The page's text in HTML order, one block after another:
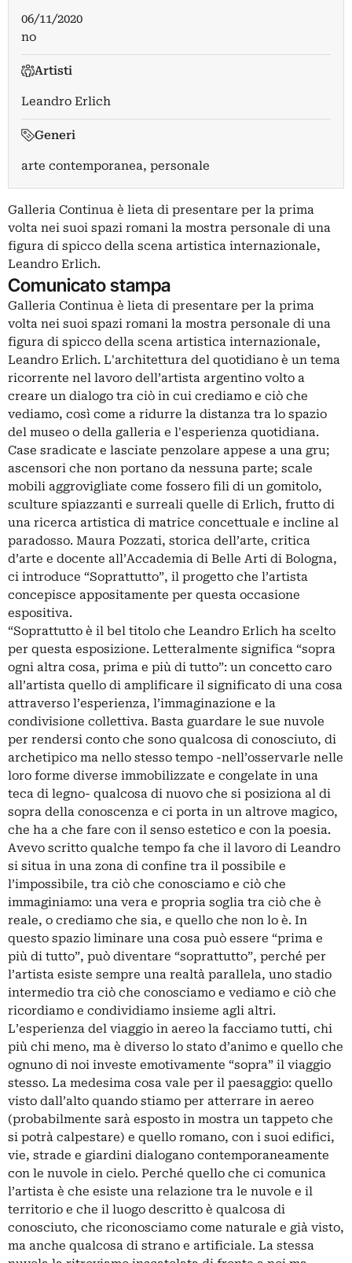
06/11/2020
no
Artisti
Leandro Erlich
Generi
arte contemporanea, personale
Galleria Continua è lieta di presentare per la prima
volta nei suoi spazi romani la mostra personale di una
figura di spicco della scena artistica internazionale,
Leandro Erlich.
Comunicato stampa
Galleria Continua è lieta di presentare per la prima
volta nei suoi spazi romani la mostra personale di una
figura di spicco della scena artistica internazionale,
Leandro Erlich. L'architettura del quotidiano è un tema
ricorrente nel lavoro dell’artista argentino volto a
creare un dialogo tra ciò in cui crediamo e ciò che
vediamo, così come a ridurre la distanza tra lo spazio
del museo o della galleria e l'esperienza quotidiana.
Case sradicate e lasciate penzolare appese a una gru;
ascensori che non portano da nessuna parte; scale
mobili aggrovigliate come fossero fili di un gomitolo,
sculture spiazzanti e surreali quelle di Erlich, frutto di
una ricerca artistica di matrice concettuale e incline al
paradosso. Maura Pozzati, storica dell’arte, critica
d’arte e docente all’Accademia di Belle Arti di Bologna,
ci introduce “Soprattutto”, il progetto che l’artista
concepisce appositamente per questa occasione
espositiva.
“Soprattutto è il bel titolo che Leandro Erlich ha scelto
per questa esposizione. Letteralmente significa “sopra
ogni altra cosa, prima e più di tutto”: un concetto caro
all’artista quello di amplificare il significato di una cosa
attraverso l’esperienza, l’immaginazione e la
condivisione collettiva. Basta guardare le sue nuvole
per rendersi conto che sono qualcosa di conosciuto, di
archetipico ma nello stesso tempo -nell’osservarle nelle
loro forme diverse immobilizzate e congelate in una
teca di legno- qualcosa di nuovo che si posiziona al di
sopra della conoscenza e ci porta in un altrove magico,
che ha a che fare con il senso estetico e con la poesia.
Avevo scritto qualche tempo fa che il lavoro di Leandro
si situa in una zona di confine tra il possibile e
l’impossibile, tra ciò che conosciamo e ciò che
immaginiamo: una vera e propria soglia tra ciò che è
reale, o crediamo che sia, e quello che non lo è. In
questo spazio liminare una cosa può essere “prima e
più di tutto”, può diventare “soprattutto”, perché per
l’artista esiste sempre una realtà parallela, uno stadio
intermedio tra ciò che conosciamo e vediamo e ciò che
ricordiamo e condividiamo insieme agli altri.
L’esperienza del viaggio in aereo la facciamo tutti, chi
più chi meno, ma è diverso lo stato d’animo e quello che
ognuno di noi investe emotivamente “sopra” il viaggio
stesso. La medesima cosa vale per il paesaggio: quello
visto dall’alto quando stiamo per atterrare in aereo
(probabilmente sarà esposto in mostra un tappeto che
si potrà calpestare) e quello romano, con i suoi edifici,
vie, strade e giardini dialogano contemporaneamente
con le nuvole in cielo. Perché quello che ci comunica
l’artista è che esiste una relazione tra le nuvole e il
territorio e che il luogo descritto è qualcosa di
conosciuto, che riconosciamo come naturale e già visto,
ma anche qualcosa di strano e artificiale. La stessa